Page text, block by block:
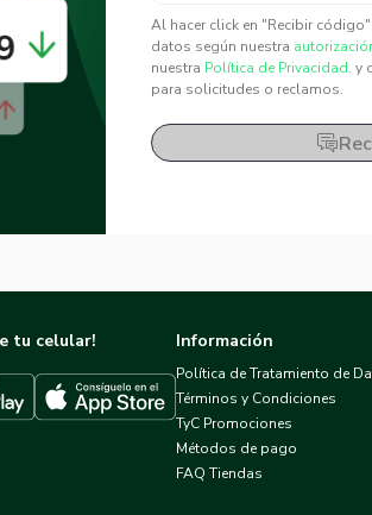
Al hacer click en "Recibir
datos según nuestra
nuestra Política de Privacidad. y
para solicitudes o reclamos.
tu celular!
Google Play
Descargar TUL en App Store
Información
Política de Tratamiento de
Términos y Condiciones
TyC Promociones
Métodos de pago
FAQ Tiendas